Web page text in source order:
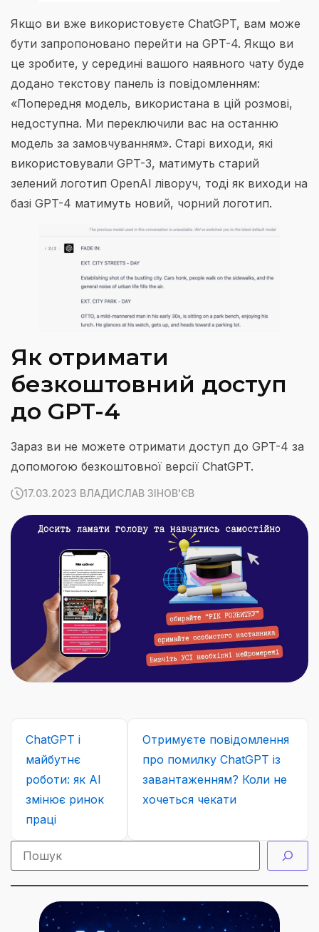
Якщо ви вже використовуєте ChatGPT, вам може
бути запропоновано перейти на GPT-4. Якщо ви
це зробите, у середині вашого наявного чату буде
додано текстову панель із повідомленням:
«Попередня модель, використана в цій розмові,
недоступна. Ми переключили вас на останню
модель за замовчуванням». Старі виходи, які
використовували GPT-3, матимуть старий
зелений логотип OpenAI ліворуч, тоді як виходи на
базі GPT-4 матимуть новий, чорний логотип.
Як отримати
безкоштовний доступ
до GPT-4
Зараз ви не можете отримати доступ до GPT-4 за
допомогою безкоштовної версії ChatGPT.
17.03.2023 ВЛАДИСЛАВ ЗІНОВ'ЄВ
ChatGPT і
майбутнє
роботи: як АІ
змінює ринок
праці
Отримуєте повідомлення
про помилку ChatGPT із
завантаженням? Коли не
хочеться чекати